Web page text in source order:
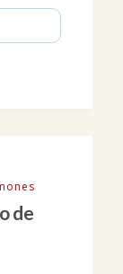
de